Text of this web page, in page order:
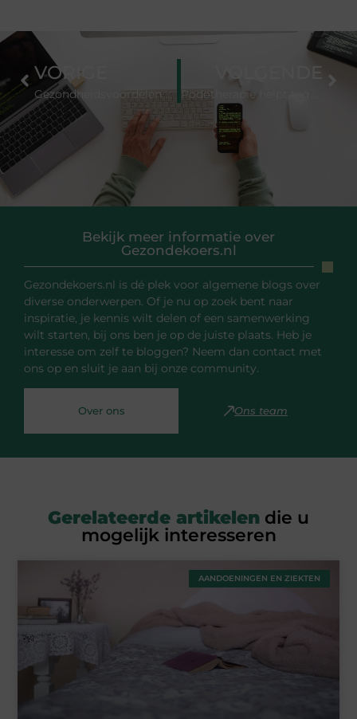
Bekijk meer informatie over
Gezondekoers.nl
Gezondekoers.nl is dé plek voor algemene blogs over
diverse onderwerpen. Of je nu op zoek bent naar
inspiratie, je kennis wilt delen of een samenwerking
wilt starten, bij ons ben je op de juiste plaats. Heb je
interesse om zelf te bloggen? Neem dan contact met
ons op en sluit je aan bij onze community.
Over ons Ons team
VORIGE
Gezondheidsvoordelen van woon-werkverkeer op de fiets
VOLGENDE
Gerelateerde artikelen die u
mogelijk interesseren
AANDOENINGEN EN ZIEKTEN